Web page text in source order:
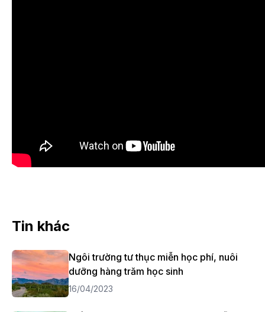
Tin khác
Ngôi trường tư thục miễn học phí, nuôi
dưỡng hàng trăm học sinh
16/04/2023